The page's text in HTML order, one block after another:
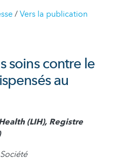
/Vers la publication
soins contre le
au
(LIH), Registre